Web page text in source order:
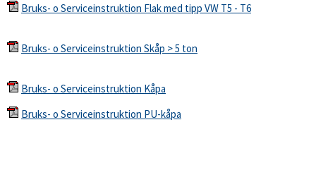
Bruks- o Serviceinstruktion Flak med tipp VW T5 - T6
Bruks- o Serviceinstruktion Skåp > 5 ton
Bruks- o Serviceinstruktion Kåpa
Bruks- o Serviceinstruktion PU-kåpa